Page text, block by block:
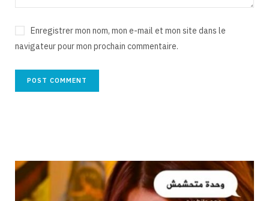
Enregistrer mon nom, mon e-mail et mon site dans le
navigateur pour mon prochain commentaire.